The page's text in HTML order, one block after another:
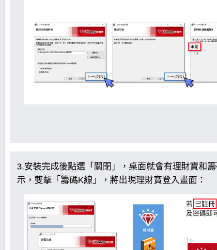
3.安裝完成後點選「關閉」，桌面就會有理財寶和
示，雙擊「籌碼K線」，將出現理財寶登入畫面：